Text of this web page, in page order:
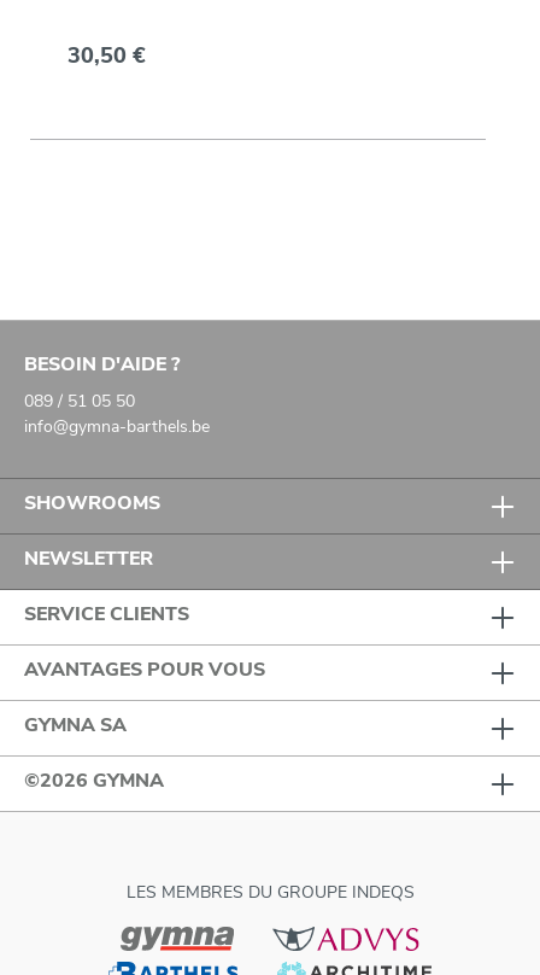
30,50 €
BESOIN D'AIDE ?
089 / 51 05 50
info@gymna-barthels.be
SHOWROOMS
NEWSLETTER
SERVICE CLIENTS
AVANTAGES POUR VOUS
GYMNA SA
©2026 GYMNA
LES MEMBRES DU GROUPE INDEQS